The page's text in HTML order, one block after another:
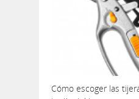
Cómo escoger las